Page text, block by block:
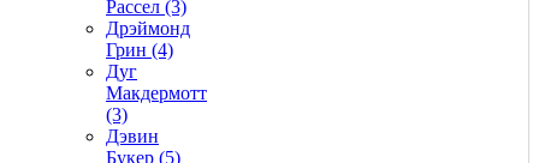
Рассел (3)
Дрэймонд
Грин (4)
Дуг
Макдермотт
(3)
Дэвин
Букер (5)